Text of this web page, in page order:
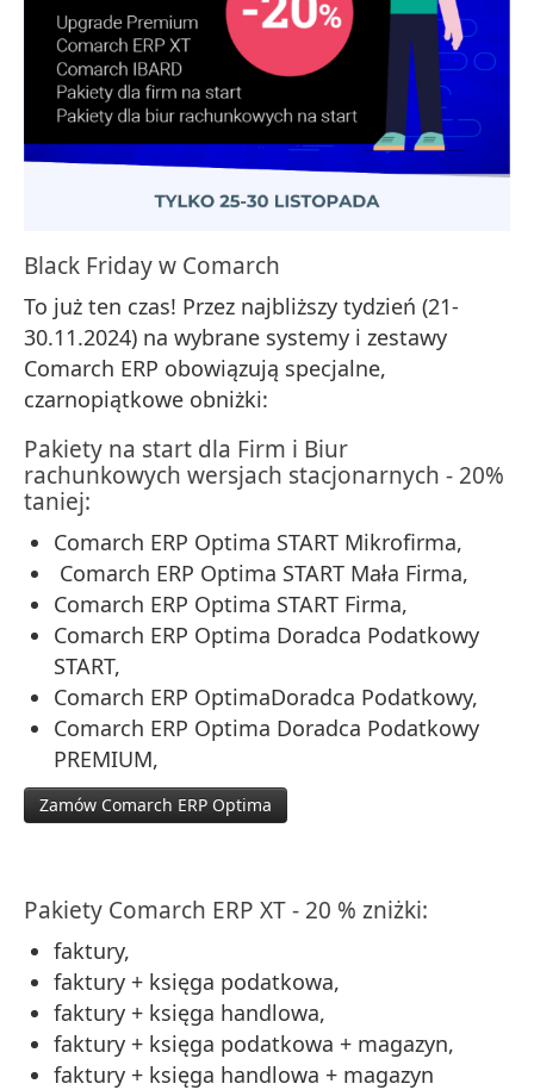
Black Friday w Comarch
To już ten czas! Przez najbliższy tydzień (21-
30.11.2024) na wybrane systemy i zestawy
Comarch ERP obowiązują specjalne,
czarnopiątkowe obniżki:
Pakiety na start dla Firm i Biur
rachunkowych wersjach stacjonarnych - 20%
taniej:
Comarch ERP Optima START Mikrofirma,
Comarch ERP Optima START Mała Firma,
Comarch ERP Optima START Firma,
Comarch ERP Optima Doradca Podatkowy
START,
Comarch ERP OptimaDoradca Podatkowy,
Comarch ERP Optima Doradca Podatkowy
PREMIUM,
Zamów Comarch ERP Optima
Pakiety Comarch ERP XT - 20 % zniżki:
faktury,
faktury + księga podatkowa,
faktury + księga handlowa,
faktury + księga podatkowa + magazyn,
faktury + księga handlowa + magazyn